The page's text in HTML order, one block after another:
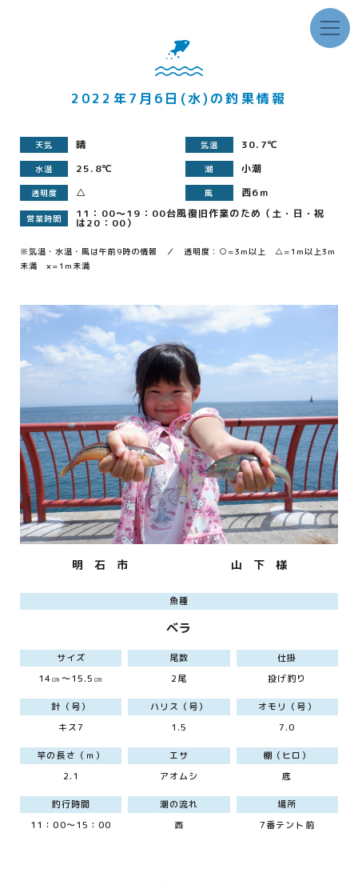
2022年7月6日(水)の釣果情報
天気 晴 気温 30.7℃
水温 25.8℃ 潮 小潮
透明度 △ 風 西6ｍ
営業時間 11：00～19：00台風復旧作業のため（土・日・祝
は20：00）
※気温・水温・風は午前9時の情報 ／ 透明度：○=3m以上 △=1m以上3m
未満 ×=1m未満
明 石 市 山 下 様
魚種
ベラ
サイズ
14㎝～15.5㎝
尾数
2尾
仕掛
投げ釣り
針（号）
キス7
ハリス（号）
1.5
オモリ（号）
7.0
竿の長さ（ｍ）
2.1
エサ
アオムシ
棚（ヒロ）
底
釣行時間
11：00～15：00
潮の流れ
西
場所
7番テント前